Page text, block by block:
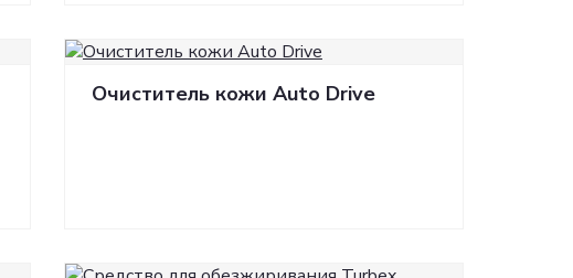
Очиститель кожи Auto Drive